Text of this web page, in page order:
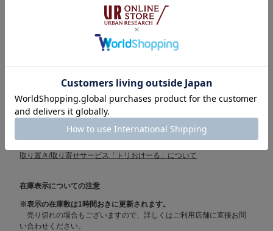
九州
取り置き/取り寄せサービス「トリおけーる」について
在庫表示についての注意
※表示の在庫数は1時間おきに更新されます。
売り切れの場合もございますので、詳しくはご利用店舗に直接お問
い合わせください。